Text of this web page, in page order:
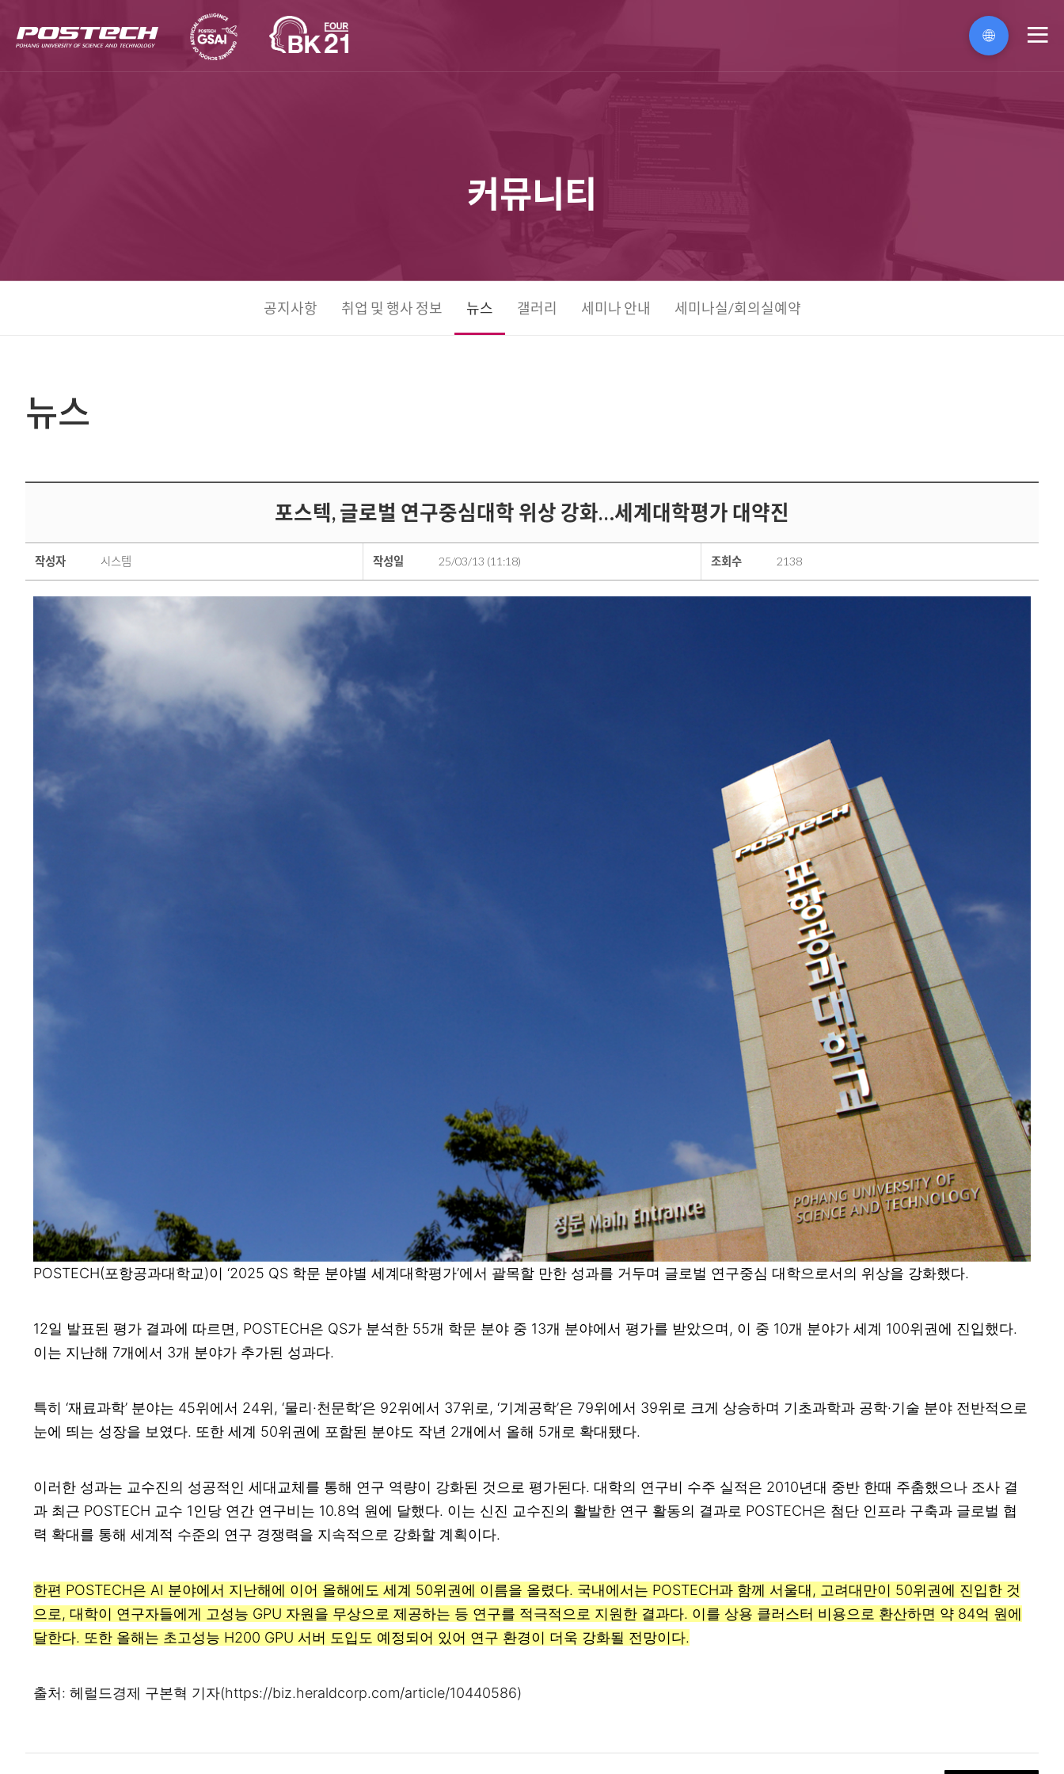
커뮤니티
공지사항 취업 및 행사 정보 뉴스 갤러리 세미나 안내 세미나실/회의실예약
뉴스
포스텍, 글로벌 연구중심대학 위상 강화…세계대학평가 대약진
작성자 시스템 작성일 25/03/13 (11:18) 조회수 2138
POSTECH(포항공과대학교)이 ‘2025 QS 학문 분야별 세계대학평가’에서 괄목할 만한 성과를 거두며 글로벌 연구중심 대학으로서의 위상을 강화했다.
12일 발표된 평가 결과에 따르면, POSTECH은 QS가 분석한 55개 학문 분야 중 13개 분야에서 평가를 받았으며, 이 중 10개 분야가 세계 100위권에 진입했다.
이는 지난해 7개에서 3개 분야가 추가된 성과다.
특히 ‘재료과학’ 분야는 45위에서 24위, ‘물리·천문학’은 92위에서 37위로, ‘기계공학’은 79위에서 39위로 크게 상승하며 기초과학과 공학·기술 분야 전반적으로
눈에 띄는 성장을 보였다. 또한 세계 50위권에 포함된 분야도 작년 2개에서 올해 5개로 확대됐다.
이러한 성과는 교수진의 성공적인 세대교체를 통해 연구 역량이 강화된 것으로 평가된다. 대학의 연구비 수주 실적은 2010년대 중반 한때 주춤했으나 조사 결
과 최근 POSTECH 교수 1인당 연간 연구비는 10.8억 원에 달했다. 이는 신진 교수진의 활발한 연구 활동의 결과로 POSTECH은 첨단 인프라 구축과 글로벌 협
력 확대를 통해 세계적 수준의 연구 경쟁력을 지속적으로 강화할 계획이다.
한편 POSTECH은 AI 분야에서 지난해에 이어 올해에도 세계 50위권에 이름을 올렸다. 국내에서는 POSTECH과 함께 서울대, 고려대만이 50위권에 진입한 것
으로, 대학이 연구자들에게 고성능 GPU 자원을 무상으로 제공하는 등 연구를 적극적으로 지원한 결과다. 이를 상용 클러스터 비용으로 환산하면 약 84억 원에
달한다. 또한 올해는 초고성능 H200 GPU 서버 도입도 예정되어 있어 연구 환경이 더욱 강화될 전망이다.
출처: 헤럴드경제 구본혁 기자(https://biz.heraldcorp.com/article/10440586)
🌐